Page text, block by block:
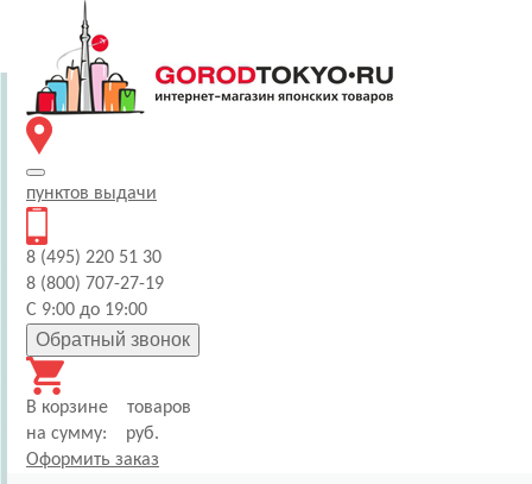
пунктов выдачи
8 (495) 220 51 30
8 (800) 707-27-19
С 9:00 до 19:00
Обратный звонок
В корзине
товаров
на сумму:
руб.
Оформить заказ